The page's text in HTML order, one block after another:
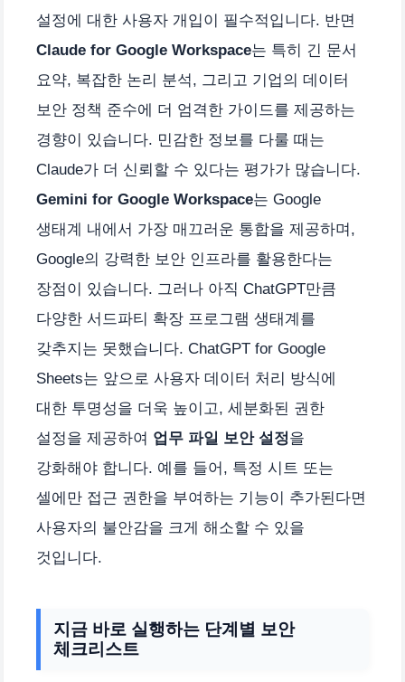
설정에 대한 사용자 개입이 필수적입니다. 반면
Claude for Google Workspace는 특히 긴 문서
요약, 복잡한 논리 분석, 그리고 기업의 데이터
보안 정책 준수에 더 엄격한 가이드를 제공하는
경향이 있습니다. 민감한 정보를 다룰 때는
Claude가 더 신뢰할 수 있다는 평가가 많습니다.
Gemini for Google Workspace는 Google
생태계 내에서 가장 매끄러운 통합을 제공하며,
Google의 강력한 보안 인프라를 활용한다는
장점이 있습니다. 그러나 아직 ChatGPT만큼
다양한 서드파티 확장 프로그램 생태계를
갖추지는 못했습니다. ChatGPT for Google
Sheets는 앞으로 사용자 데이터 처리 방식에
대한 투명성을 더욱 높이고, 세분화된 권한
설정을 제공하여 업무 파일 보안 설정을
강화해야 합니다. 예를 들어, 특정 시트 또는
셀에만 접근 권한을 부여하는 기능이 추가된다면
사용자의 불안감을 크게 해소할 수 있을
것입니다.
지금 바로 실행하는 단계별 보안
체크리스트